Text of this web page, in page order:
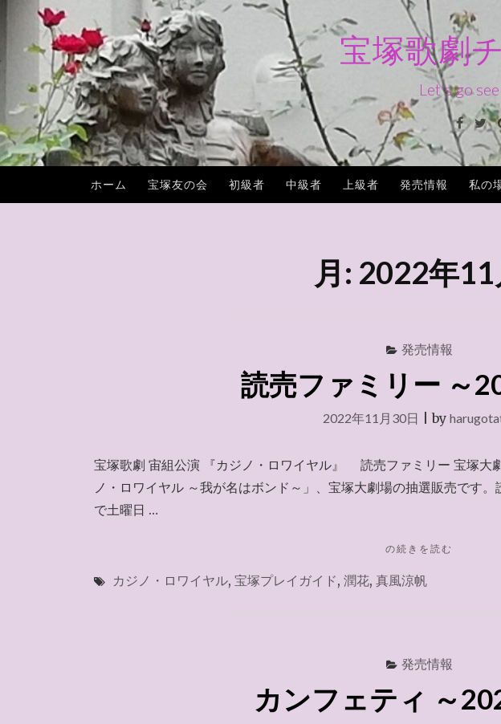
へ
ス
キ
宝塚歌劇
Let's go
ホーム 宝塚友の会 初級者 中級者 上級者 発売情報 私の
月: 2022年11
発売情報
読売ファミリー ～
2022年11月30日 |by
宝塚歌劇 宙組公演 『カジノ・ロワイヤル』 読売ファミリー 宝塚大
ノ・ロワイヤル ～我が名はボンド～」、宝塚大劇場の抽選販売です
で土曜日 …
"読
フ
～
の続きを読む
カジノ・ロワイヤル, 宝塚プレイガイド, 潤花, 真風涼帆
発売情報
カンフェティ ～